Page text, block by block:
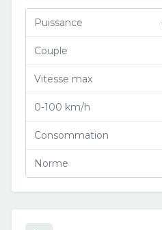
Puissance
Couple
Vitesse max
0-100 km/h
Consommation
Norme